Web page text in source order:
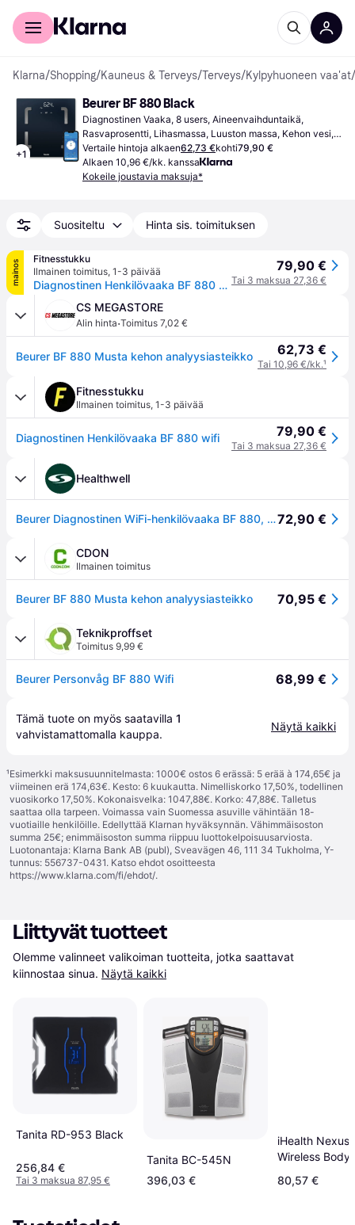
Kuluttajille
Klarna/Shopping/Kauneus & Terveys/Terveys/Kylpyhuoneen vaa'at/
+1
Beurer BF 880 Black
Diagnostinen Vaaka, 8 users, Aineenvaihduntaikä,
Rasvaprosentti, Lihasmassa, Luuston massa, Kehon vesi,
BMI, Kaloritarpeet, Musta, Lasi
Vertaile hintoja alkaen62,73 €kohti79,90 €
Alkaen 10,96 €/kk. kanssa
Kokeile joustavia maksuja*
Suositeltu Hinta sis. toimituksen
mainos
Fitnesstukku
Ilmainen toimitus, 1-3 päivää
Diagnostinen Henkilövaaka BF 880 wifi
79,90 €
Tai 3 maksua 27,36 €
CS MEGASTORE
Alin hinta·Toimitus 7,02 €
Beurer BF 880 Musta kehon analyysiasteikko 62,73 €
Tai 10,96 €/kk.¹
Fitnesstukku
Ilmainen toimitus, 1-3 päivää
Diagnostinen Henkilövaaka BF 880 wifi 79,90 €
Tai 3 maksua 27,36 €
Healthwell
Beurer Diagnostinen WiFi-henkilövaaka BF 880, 1 kpl72,90 €
CDON
Ilmainen toimitus
Beurer BF 880 Musta kehon analyysiasteikko 70,95 €
Teknikproffset
Toimitus 9,99 €
Beurer Personvåg BF 880 Wifi 68,99 €
Tämä tuote on myös saatavilla 1
vahvistamattomalla kauppa.
Näytä kaikki
¹Esimerkki maksusuunnitelmasta: 1000€ ostos 6 erässä: 5 erää à 174,65€ ja
viimeinen erä 174,63€. Kesto: 6 kuukautta. Nimelliskorko 17,50%, todellinen
vuosikorko 17,50%. Kokonaisvelka: 1047,88€. Korko: 47,88€. Talletus
saattaa olla tarpeen. Voimassa vain Suomessa asuville vähintään 18-
vuotiaille henkilöille. Edellyttää Klarnan hyväksynnän. Vähimmäisoston
summa 25€; enimmäisoston summa riippuu luottokelpoisuusarviosta.
Luotonantaja: Klarna Bank AB (publ), Sveavägen 46, 111 34 Tukholma, Y-
tunnus: 556737-0431. Katso ehdot osoitteesta
https://www.klarna.com/fi/ehdot/.
Liittyvät tuotteet
Olemme valinneet valikoiman tuotteita, jotka saattavat
kiinnostaa sinua. Näytä kaikki
Tanita RD-953 Black
256,84 €
Tai 3 maksua 87,95 €
Tanita BC-545N
396,03 €
iHealth Nexus
Wireless Body
80,57 €